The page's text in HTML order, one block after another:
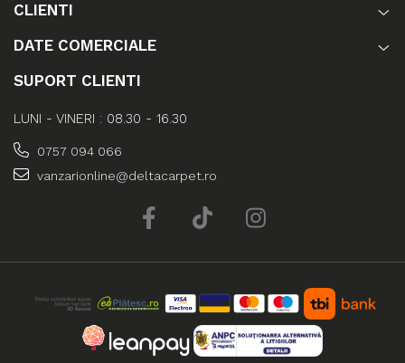
CLIENTI
DATE COMERCIALE
SUPORT CLIENTI
LUNI - VINERI : 08.30 - 16.30
0757 094 066
vanzarionline@deltacarpet.ro